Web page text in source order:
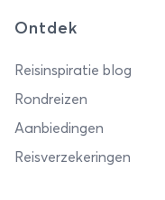
Ontdek
Reisinspiratie blog
Rondreizen
Aanbiedingen
Reisverzekeringen